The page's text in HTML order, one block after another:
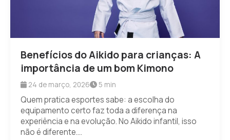
Benefícios do Aikido para crianças: A
importância de um bom Kimono
24 de março, 2026 5 min
Quem pratica esportes sabe: a escolha do
equipamento certo faz toda a diferença na
experiência e na evolução. No Aikido infantil, isso
não é diferente....